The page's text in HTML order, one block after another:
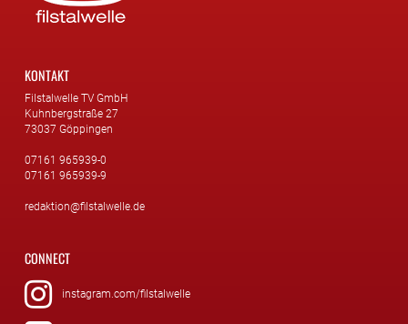
KONTAKT
Filstalwelle TV GmbH
Kuhnbergstraße 27
73037 Göppingen
07161 965939-0
07161 965939-9
redaktion@filstalwelle.de
CONNECT
instagram.com/filstalwelle